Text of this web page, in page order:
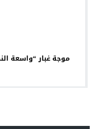
موجة غبار “واسعة